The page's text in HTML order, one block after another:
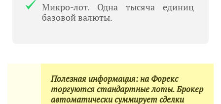
Микро-лот. Одна тысяча единиц
базовой валюты.
Полезная информация: на Форекс
торгуются стандартные лоты. Брокер
автоматически суммирует сделки